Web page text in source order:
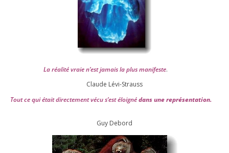
La réa­lité vraie n’est jamais la plus mani­feste.
Claude Lévi-Strauss
Tout ce qui était direc­te­ment vécu s’est éloi­gnédans une repré­sen­ta­tion.
Guy Debord